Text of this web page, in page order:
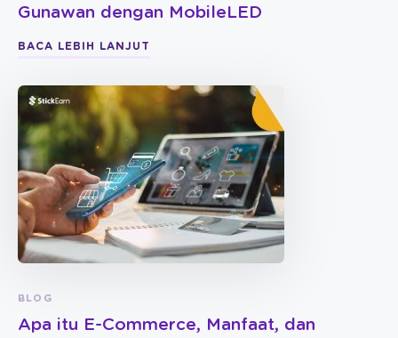
Gunawan dengan MobileLED
BACA LEBIH LANJUT
BLOG
Apa itu E-Commerce, Manfaat, dan